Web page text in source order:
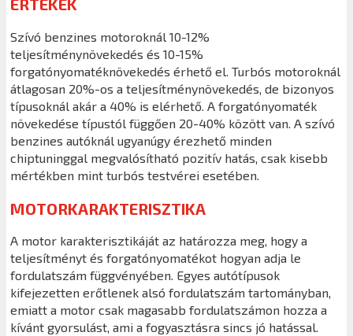
ÉRTÉKEK
Szívó benzines motoroknál 10-12%
teljesítménynövekedés és 10-15%
forgatónyomatéknövekedés érhető el. Turbós motoroknál
átlagosan 20%-os a teljesítménynövekedés, de bizonyos
típusoknál akár a 40% is elérhető. A forgatónyomaték
növekedése típustól függően 20-40% között van. A szívó
benzines autóknál ugyanúgy érezhető minden
chiptuninggal megvalósítható pozitív hatás, csak kisebb
mértékben mint turbós testvérei esetében.
MOTORKARAKTERISZTIKA
A motor karakterisztikáját az határozza meg, hogy a
teljesítményt és forgatónyomatékot hogyan adja le
fordulatszám függvényében. Egyes autótípusok
kifejezetten erőtlenek alsó fordulatszám tartományban,
emiatt a motor csak magasabb fordulatszámon hozza a
kívánt gyorsulást, ami a fogyasztásra sincs jó hatással.